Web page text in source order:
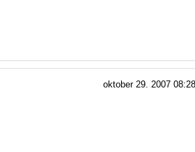
oktober 29. 2007 08:28